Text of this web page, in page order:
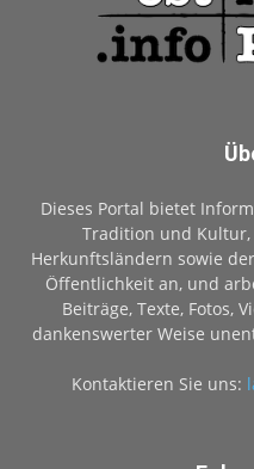
Dieses Portal bietet
Tradition und
Herkunftsländern sowie
Öffentlichkeit an, und
Beiträge, Texte, Fotos,
dankenswerter Weise
Kontaktieren Sie uns: